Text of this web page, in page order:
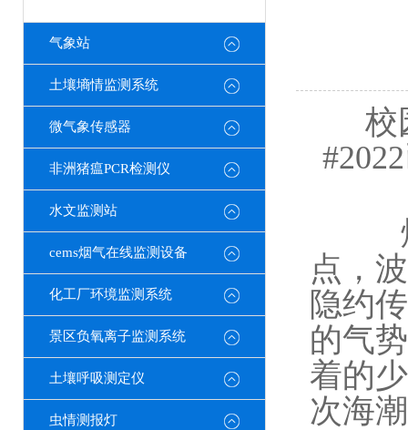
气象站
土壤墒情监测系统
微气象传感器
非洲猪瘟PCR检测仪
水文监测站
cems烟气在线监测设备
化工厂环境监测系统
景区负氧离子监测系统
土壤呼吸测定仪
虫情测报灯
校
烟
点，
隐约
的气
着的
次海